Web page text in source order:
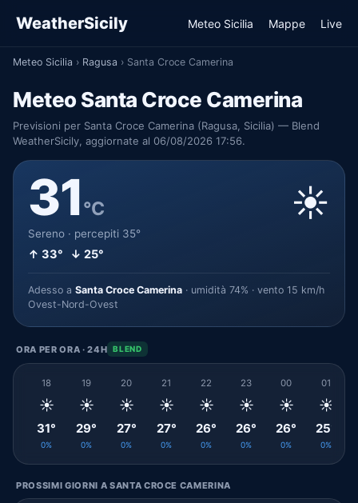
WeatherSicily Meteo Sicilia Mappe Live
Meteo Sicilia › Ragusa › Santa Croce Camerina
Meteo Santa Croce Camerina
Previsioni per Santa Croce Camerina (Ragusa, Sicilia) — Blend
WeatherSicily, aggiornate al 06/08/2026 17:56.
31°C
Sereno · percepiti 35°
↑ 33° ↓ 25°
☀️
Adesso a Santa Croce Camerina · umidità 74% · vento 15 km/h
Ovest-Nord-Ovest
ORA PER ORA · 24H BLEND
18
☀️
31°
0%
19
☀️
29°
0%
20
☀️
27°
0%
21
☀️
27°
0%
22
☀️
26°
0%
23
☀️
26°
0%
00
☀️
26°
0%
01
☀️
25°
0%
PROSSIMI GIORNI A SANTA CROCE CAMERINA